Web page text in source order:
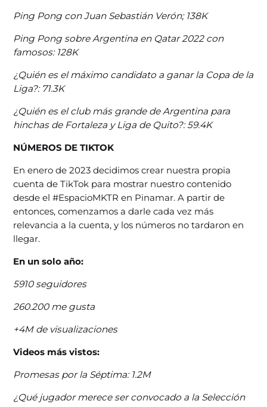
Ping Pong con Juan Sebastián Verón; 138K
Ping Pong sobre Argentina en Qatar 2022 con
famosos: 128K
¿Quién es el máximo candidato a ganar la Copa de la
Liga?: 71.3K
¿Quién es el club más grande de Argentina para
hinchas de Fortaleza y Liga de Quito?: 59.4K
NÚMEROS DE TIKTOK
En enero de 2023 decidimos crear nuestra propia
cuenta de TikTok para mostrar nuestro contenido
desde el #EspacioMKTR en Pinamar. A partir de
entonces, comenzamos a darle cada vez más
relevancia a la cuenta, y los números no tardaron en
llegar.
En un solo año:
5910 seguidores
260.200 me gusta
+4M de visualizaciones
Videos más vistos:
Promesas por la Séptima: 1.2M
¿Qué jugador merece ser convocado a la Selección